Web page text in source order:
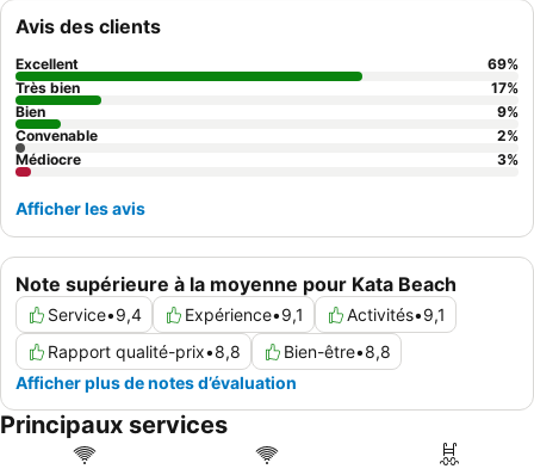
de grande qualité. Pour une expérience améliorée, pensez à
participer auxcours de cuisine
place.
Note supérieure à la moyenne pour Kata Beach
Service•9,4 Expérience•9,1 Activités•9,1
Rapport qualité-prix•8,8 Bien-être•8,8
Afficher plus de notes d’évaluation
Avis des clients
Excellent 69%
Très bien
17%
Bien
9%
Convenable
2%
Médiocre
3%
Afficher les avis
Principaux services